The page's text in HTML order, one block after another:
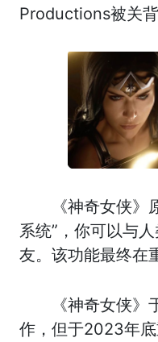
Productions被关背
《神奇女侠
系统”，你可以与
友。该功能最终在
《神奇女侠
作，但于2023年底